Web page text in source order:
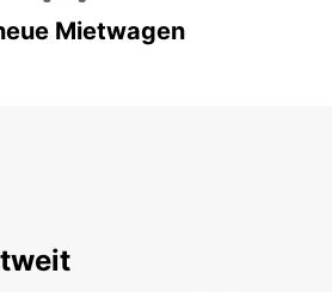
Mietwagen